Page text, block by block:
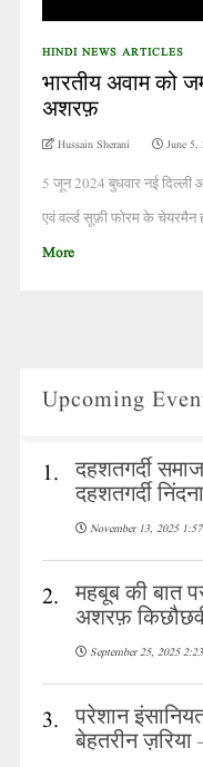
HINDI NEWS ARTICLES
भारतीय अवाम को
अशरफ़
Hussain Sherani June 5,
5 जून 2024 बुधवार नई दिल्ली
एवं वर्ल्ड सूफ़ी फोरम के
More
Upcoming
1. दहशतगर्दी
दहशतगर्दी
November 13, 2025
2. महबूब की बात
अशरफ़
September 25, 2025
3. परेशान
बेहतरीन